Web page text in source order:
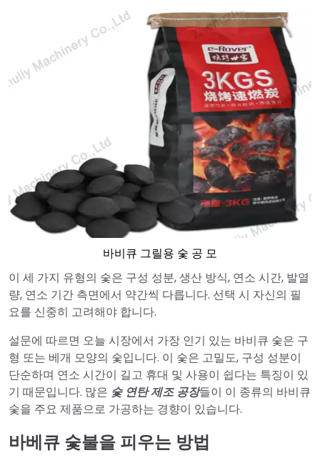
바비큐 그릴용 숯 공 모
이 세 가지 유형의 숯은 구성 성분, 생산 방식, 연소 시간, 발열
량, 연소 기간 측면에서 약간씩 다릅니다. 선택 시 자신의 필
요를 신중히 고려해야 합니다.
설문에 따르면 오늘 시장에서 가장 인기 있는 바비큐 숯은 구
형 또는 베개 모양의 숯입니다. 이 숯은 고밀도, 구성 성분이
단순하며 연소 시간이 길고 휴대 및 사용이 쉽다는 특징이 있
기 때문입니다. 많은 숯 연탄 제조 공장들이 이 종류의 바비큐
숯을 주요 제품으로 가공하는 경향이 있습니다.
바베큐 숯불을 피우는 방법